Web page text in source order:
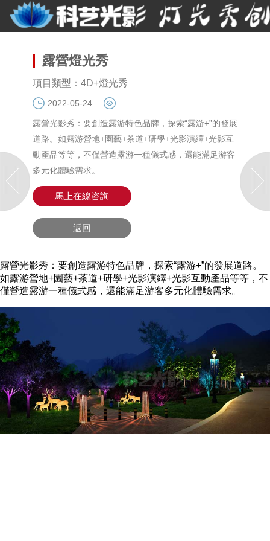
露營燈光秀
項目類型：4D+燈光秀
2022-05-24
露營光影秀：要創造露游特色品牌，探索“露游+”的發展
道路。如露游營地+園藝+茶道+研學+光影演繹+光影互
動產品等等，不僅營造露游一種儀式感，還能滿足游客
多元化體驗需求。
馬上在線咨詢
返回
露營光影秀：要創造露游特色品牌，探索“露游+”的發展道路。
如露游營地+園藝+茶道+研學+光影演繹+光影互動產品等等，不
僅營造露游一種儀式感，還能滿足游客多元化體驗需求。